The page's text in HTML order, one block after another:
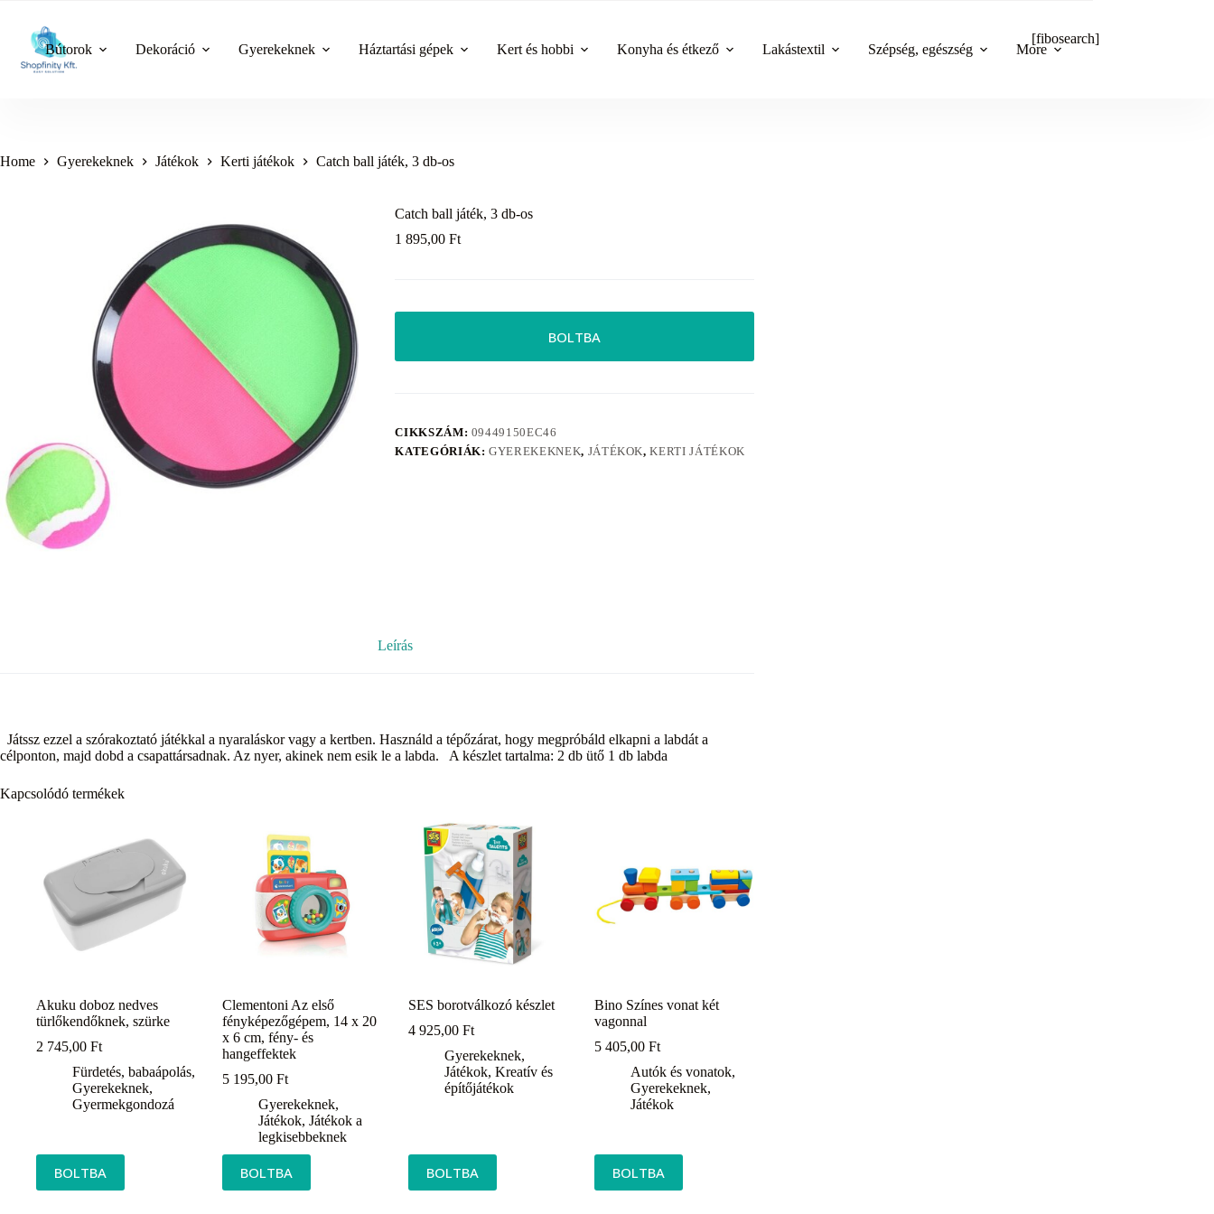
content
Bútorok Dekoráció Gyerekeknek Háztartási gépek Kert és hobbi Konyha és étkező Lakástextil Szépség, egészség More
[fibosearch]
Home Gyerekeknek Játékok Kerti játékok Catch ball játék, 3 db-os
Catch ball játék, 3 db-os
1 895,00Ft
BOLTBA
CIKKSZÁM: 09449150EC46
KATEGÓRIÁK:GYEREKEKNEK, JÁTÉKOK,KERTI JÁTÉKOK
Leírás
Játssz ezzel a szórakoztató játékkal a nyaraláskor vagy a kertben. Használd a tépőzárat, hogy megpróbáld elkapni a labdát a
célponton, majd dobd a csapattársadnak. Az nyer, akinek nem esik le a labda. A készlet tartalma: 2 db ütő 1 db labda
Kapcsolódó termékek
Akuku doboz nedves
türlőkendőknek, szürke
2 745,00 Ft
Fürdetés, babaápolás,
Gyerekeknek,
Gyermekgondozá
BOLTBA
Clementoni Az első
fényképezőgépem, 14 x 20
x 6 cm, fény- és
hangeffektek
5 195,00Ft
Gyerekeknek,
Játékok,Játékok a
legkisebbeknek
BOLTBA
SES borotválkozó készlet
4 925,00Ft
Gyerekeknek,
Játékok,Kreatív és
építőjátékok
BOLTBA
Bino Színes vonat két
vagonnal
5 405,00Ft
Autók és vonatok,
Gyerekeknek,
Játékok
BOLTBA